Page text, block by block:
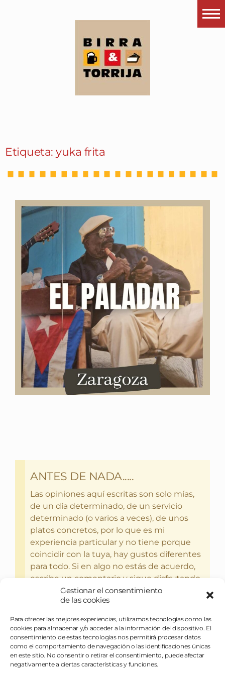
Gestionar el consentimiento
de las cookies
Para ofrecer las mejores experiencias, utilizamos tecnologías como las
cookies para almacenar y/o acceder a la información del dispositivo. El
consentimiento de estas tecnologías nos permitirá procesar datos
como el comportamiento de navegación o las identificaciones únicas
en este sitio. No consentir o retirar el consentimiento, puede afectar
negativamente a ciertas características y funciones.
¿Esto que es pués?
Últimas visitas
Todos los garitos
Etiqueta: yuka frita
ANTES DE NADA.....
Las opiniones aquí escritas son solo mías,
de un día determinado, de un servicio
determinado (o varios a veces), de unos
platos concretos, por lo que es mi
experiencia particular y no tiene porque
coincidir con la tuya, hay gustos diferentes
para todo. Si en algo no estás de acuerdo,
escribe un comentario y sigue disfrutando
del bebercio y el glotoneo.